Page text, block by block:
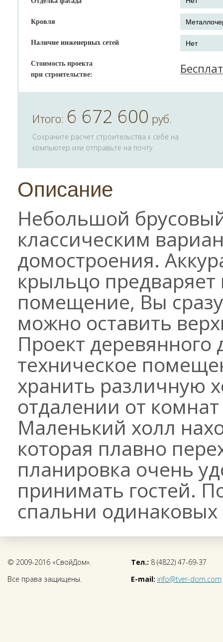
Кровля
Наличие инженерных сетей
Стоимость проекта
при строительстве:
Итого: 6 672 600 руб.
Сохраните расчет строительства к себе на
компьютер или отправьте на почту
Описание
Небольшой
классическим
домостроения.
крыльцо предваряет
помещение, Вы
можно оставить
Проект
техническое
хранить различную
отдалении от
Маленький холл
которая плавно
планировка очень
принимать гостей.
спальни
© 2009-2016 «СвойДом».
Все права защищены.
Тел.: 8 (4822) 47-69-37
E-mail: info@tver-dom.com